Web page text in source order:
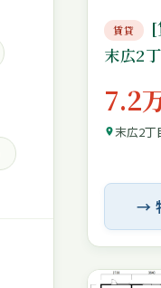
賃貸
[
末広2
7.2
末広2丁
→